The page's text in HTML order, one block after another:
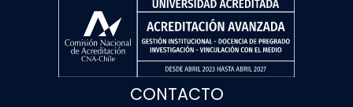
CONTACTO